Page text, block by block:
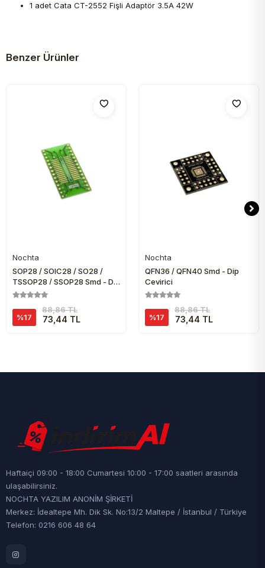
1 adet Cata CT-2552 Fişli Adaptör 3.5A 42W
Benzer Ürünler
Nochta
SOP28 / SOIC28 / SO28 /
TSSOP28 / SSOP28 Smd - Dip
Çevirici
%17
88,86 TL
73,44 TL
Nochta
QFN36 / QFN40 Smd - Dip
Çevirici
%17
88,86 TL
73,44 TL
Haftaiçi 09:00 - 18:00 Cumartesi 10:00 - 17:00 saatleri arasında
ulaşabilirsiniz.
NOCHTA YAZILIM ANONİM ŞİRKETİ
Merkez: İdealtepe Mh. Dik Sk. No:13/2 Maltepe / İstanbul / Türkiye
Telefon: 0216 606 48 64